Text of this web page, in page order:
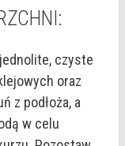
czyste
oraz
z podłoża, a
w celu